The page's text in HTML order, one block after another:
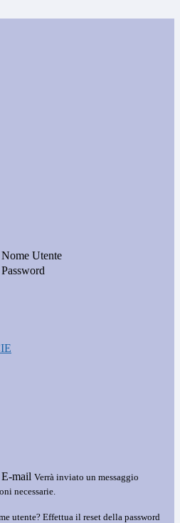
Nome Utente
Password
E-mail Verrà inviato un messaggio
necessarie.
utente? Effettua il reset della password